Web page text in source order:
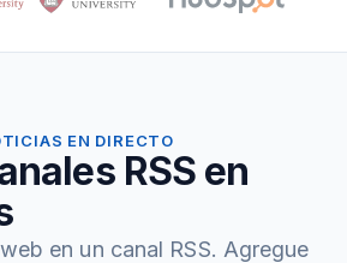
EN DIRECTO
RSS en
en un canal RSS. Agregue